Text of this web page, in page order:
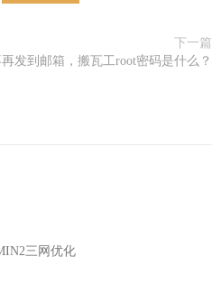
下一篇
发到邮箱，搬瓦工root密码是什么？
三网优化